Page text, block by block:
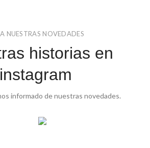
NUESTRAS NOVEDADES
historias en
instagram
informado de nuestras novedades.